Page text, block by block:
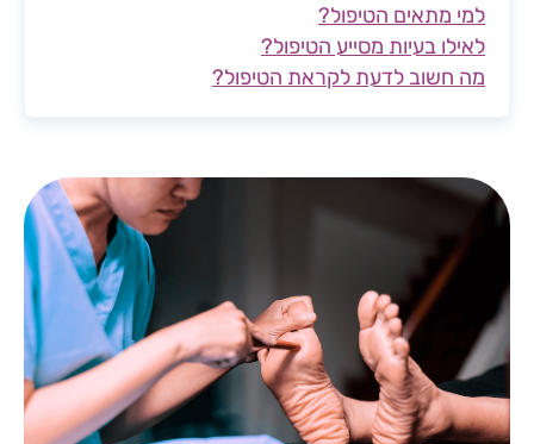
למי מתאים הטיפול?
לאילו בעיות מסייע הטיפול?
מה חשוב לדעת לקראת הטיפול?